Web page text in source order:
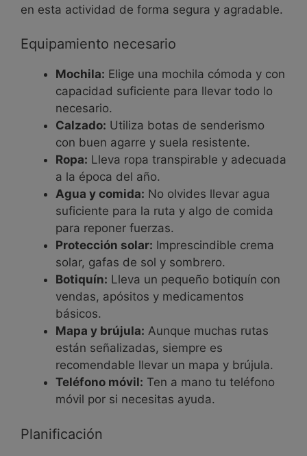
en esta actividad de forma segura y agradable.
Equipamiento necesario
Mochila: Elige una mochila cómoda y con
capacidad suficiente para llevar todo lo
necesario.
Calzado: Utiliza botas de senderismo
con buen agarre y suela resistente.
Ropa: Lleva ropa transpirable y adecuada
a la época del año.
Agua y comida: No olvides llevar agua
suficiente para la ruta y algo de comida
para reponer fuerzas.
Protección solar: Imprescindible crema
solar, gafas de sol y sombrero.
Botiquín: Lleva un pequeño botiquín con
vendas, apósitos y medicamentos
básicos.
Mapa y brújula: Aunque muchas rutas
están señalizadas, siempre es
recomendable llevar un mapa y brújula.
Teléfono móvil: Ten a mano tu teléfono
móvil por si necesitas ayuda.
Planificación